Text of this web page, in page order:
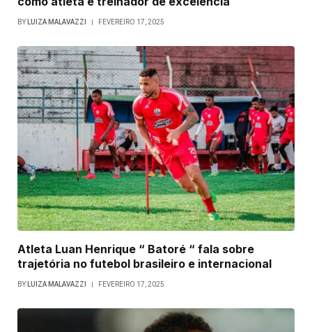
BY LUIZA MALAVAZZI FEVEREIRO 17, 2025
Atleta Luan Henrique “ Batoré “ fala sobre
trajetória no futebol brasileiro e internacional
BY LUIZA MALAVAZZI FEVEREIRO 17, 2025